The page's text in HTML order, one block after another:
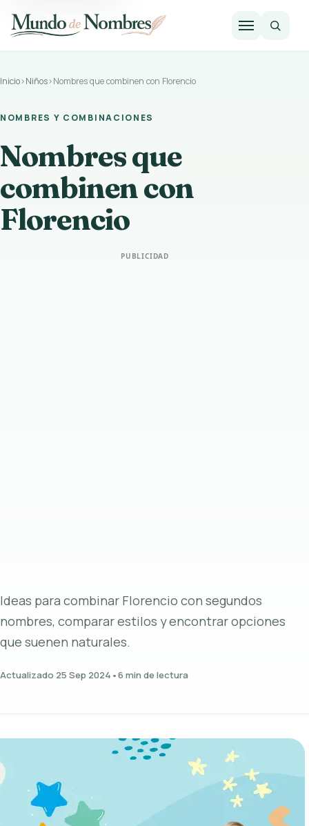
Inicio›Niños›Nombres que combinen con Florencio
NOMBRES Y COMBINACIONES
Nombres que
combinen con
Florencio
PUBLICIDAD
Ideas para combinar Florencio con segundos
nombres, comparar estilos y encontrar opciones
que suenen naturales.
Actualizado 25 Sep 2024 •6 min de lectura